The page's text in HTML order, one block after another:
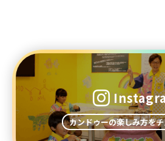
カンドゥーの楽しみ方をチ